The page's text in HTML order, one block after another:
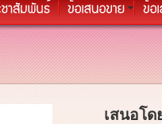
เสนอโด